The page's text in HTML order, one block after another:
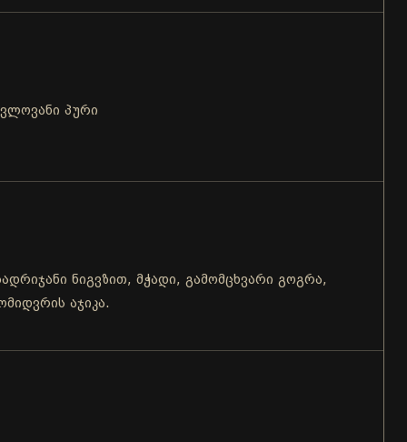
პური
ნიგვზით, მჭადი, გამომცხვარი გოგრა,
აჯიკა.